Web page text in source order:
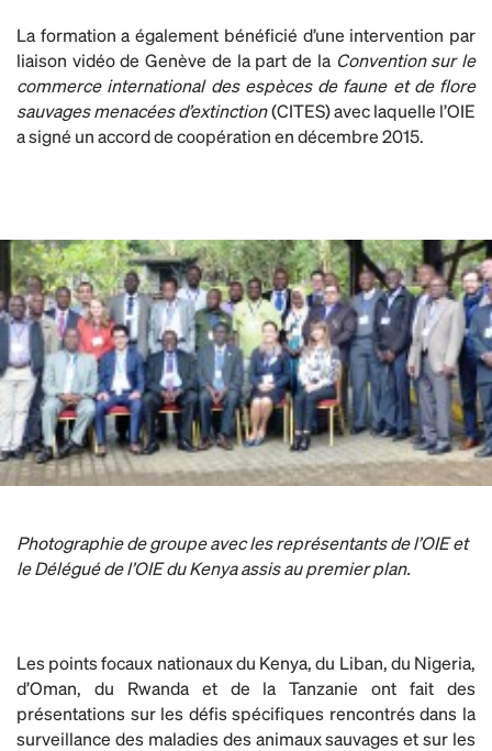
La formation a également bénéficié d’une intervention par
liaison vidéo de Genève de la part de la Convention sur le
commerce international des espèces de faune et de flore
sauvages menacées d’extinction(CITES) avec laquelle l’OIE
a signé un accord de coopération en décembre 2015.
Photographie de groupe avec les représentants de l’OIE et
le Délégué de l’OIE du Kenya assis au premier plan.
Les points focaux nationaux du Kenya, du Liban, du Nigeria,
d’Oman, du Rwanda et de la Tanzanie ont fait des
présentations sur les défis spécifiques rencontrés dans la
surveillance des maladies des animaux sauvages et sur les